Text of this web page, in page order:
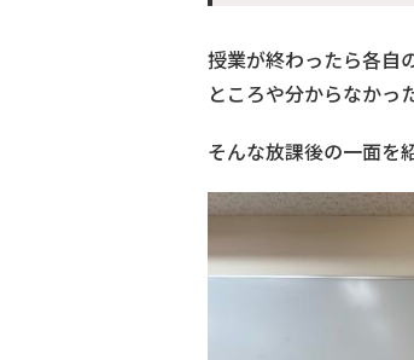
授業が終わったら各自
ところや分からなかっ
そんな放課後の一面を